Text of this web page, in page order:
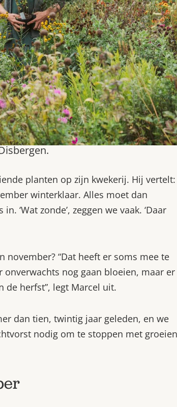
planten op zijn kwekerij. Hij vertelt:
winterklaar. Alles moet dan
‘Wat zonde’, zeggen we vaak. ‘Daar
“Dat heeft er soms mee te
nog gaan bloeien, maar er
de herfst”, legt Marcel uit.
dan tien, twintig jaar geleden, en we
nodig om te stoppen met groeien